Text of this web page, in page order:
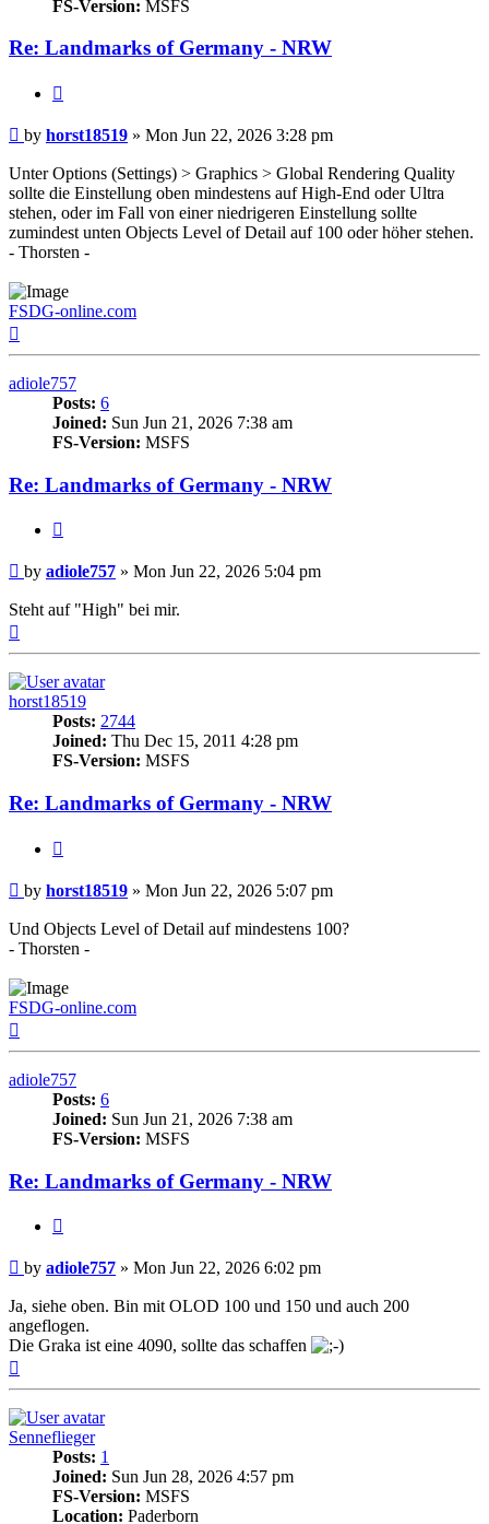
FS-Version: MSFS
Re: Landmarks of Germany - NRW
Post
by horst18519 » Mon Jun 22, 2026 3:28 pm
Unter Options (Settings) > Graphics > Global Rendering Quality
sollte die Einstellung oben mindestens auf High-End oder Ultra
stehen, oder im Fall von einer niedrigeren Einstellung sollte
zumindest unten Objects Level of Detail auf 100 oder höher stehen.
- Thorsten -
FSDG-online.com
adiole757
Posts: 6
Joined: Sun Jun 21, 2026 7:38 am
FS-Version: MSFS
Re: Landmarks of Germany - NRW
Post
by adiole757 » Mon Jun 22, 2026 5:04 pm
Steht auf "High" bei mir.
horst18519
Posts: 2744
Joined: Thu Dec 15, 2011 4:28 pm
FS-Version: MSFS
Re: Landmarks of Germany - NRW
Post
by horst18519 » Mon Jun 22, 2026 5:07 pm
Und Objects Level of Detail auf mindestens 100?
- Thorsten -
FSDG-online.com
adiole757
Posts: 6
Joined: Sun Jun 21, 2026 7:38 am
FS-Version: MSFS
Re: Landmarks of Germany - NRW
Post
by adiole757 » Mon Jun 22, 2026 6:02 pm
Ja, siehe oben. Bin mit OLOD 100 und 150 und auch 200
angeflogen.
Die Graka ist eine 4090, sollte das schaffen
Senneflieger
Posts: 1
Joined: Sun Jun 28, 2026 4:57 pm
FS-Version: MSFS
Location: Paderborn